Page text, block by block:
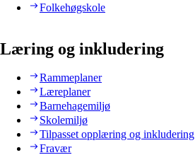
Folkehøgskole
Læring og inkludering
Rammeplaner
Læreplaner
Barnehagemiljø
Skolemiljø
Tilpasset opplæring og inkludering
Fravær